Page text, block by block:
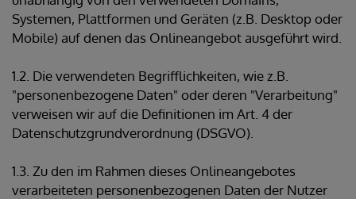
Systemen, Plattformen und Geräten (z.B. Desktop oder
Mobile) auf denen das Onlineangebot ausgeführt wird.
1.2. Die verwendeten Begrifflichkeiten, wie z.B.
"personenbezogene Daten" oder deren "Verarbeitung"
verweisen wir auf die Definitionen im Art. 4 der
Datenschutzgrundverordnung (DSGVO).
1.3. Zu den im Rahmen dieses Onlineangebotes
verarbeiteten personenbezogenen Daten der Nutzer